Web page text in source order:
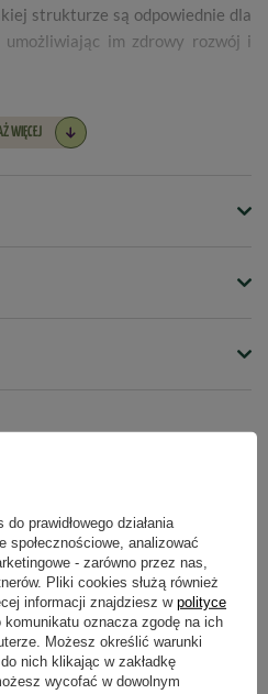
strukturze są odpowiednie dla
im zdrowy rozwój i
polecany do:
i azalii, roślin wrzosowatych.
roślin jagodowych o
właściwości gleby.
WIĘCEJ
prawidłowego działania
społecznościowe, analizować
- zarówno przez nas,
Pliki cookies służą również
informacji znajdziesz w polityce
komunikatu oznacza zgodę na ich
Możesz określić warunki
nich klikając w zakładkę
wycofać w dowolnym